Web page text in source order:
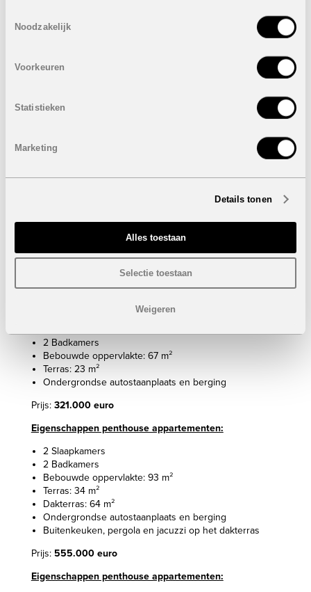
Noodzakelijk
Voorkeuren
Statistieken
Marketing
Details tonen
Alles toestaan
Selectie toestaan
Weigeren
2 Slaapkamers
Terras: 23 m²
Prijs:303.000 euro
2 Badkamers
Bebouwde oppervlakte: 92 m²
Ondergrondse autostaanplaats en berging
Eigenschappen appartementen op de derde verdieping:
2 Badkamers
Bebouwde oppervlakte: 67 m²
Terras: 23 m²
Ondergrondse autostaanplaats en berging
Prijs: 321.000 euro
Eigenschappen penthouse appartementen:
2 Slaapkamers
2 Badkamers
Bebouwde oppervlakte: 93 m²
Terras: 34 m²
Dakterras: 64 m²
Ondergrondse autostaanplaats en berging
Buitenkeuken, pergola en jacuzzi op het dakterras
Prijs: 555.000 euro
Eigenschappen penthouse appartementen: